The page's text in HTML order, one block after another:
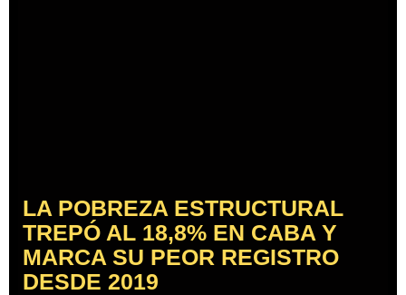
LA POBREZA ESTRUCTURAL
TREPÓ AL 18,8% EN CABA Y
MARCA SU PEOR REGISTRO
DESDE 2019